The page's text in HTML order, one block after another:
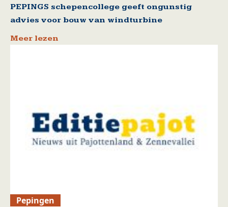
PEPINGS schepencollege geeft ongunstig
advies voor bouw van windturbine
Meer lezen
Pepingen